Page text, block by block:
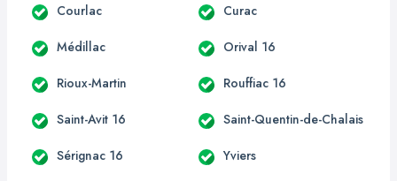
Courlac Curac
Médillac Orival 16
Rioux-Martin Rouffiac 16
Saint-Avit 16 Saint-Quentin-de-Chalais
Sérignac 16 Yviers